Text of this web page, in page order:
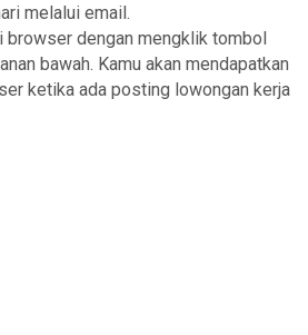
melalui email.
dengan mengklik tombol
bawah. Kamu akan mendapatkan
ketika ada posting lowongan kerja